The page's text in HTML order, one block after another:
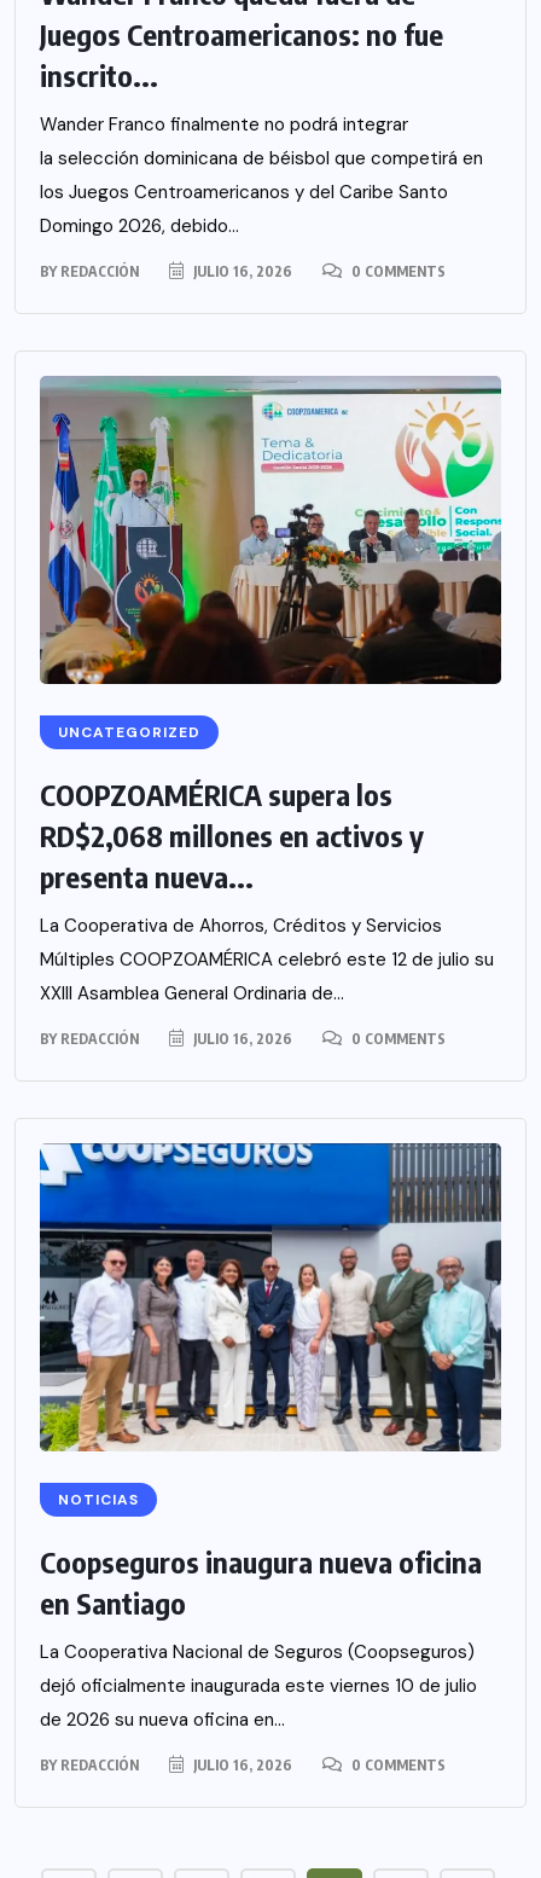
Juegos Centroamericanos: no fue
inscrito...
Wander Franco finalmente no podrá integrar
la selección dominicana de béisbol que competirá en
los Juegos Centroamericanos y del Caribe Santo
Domingo 2026, debido...
BY REDACCIÓN JULIO 16, 2026 0 COMMENTS
UNCATEGORIZED
COOPZOAMÉRICA supera los
RD$2,068 millones en activos y
presenta nueva...
La Cooperativa de Ahorros, Créditos y Servicios
Múltiples COOPZOAMÉRICA celebró este 12 de julio su
XXIII Asamblea General Ordinaria de...
BY REDACCIÓN JULIO 16, 2026 0 COMMENTS
NOTICIAS
Coopseguros inaugura nueva oficina
en Santiago
La Cooperativa Nacional de Seguros (Coopseguros)
dejó oficialmente inaugurada este viernes 10 de julio
de 2026 su nueva oficina en...
BY REDACCIÓN JULIO 16, 2026 0 COMMENTS